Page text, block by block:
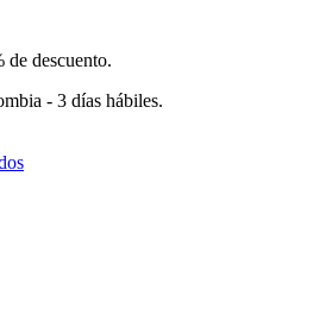
de descuento.
- 3 días hábiles.